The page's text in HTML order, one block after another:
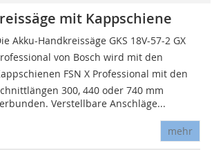
mit Kappschiene
Akku-Handkreissäge GKS 18V-57-2 GX
von Bosch wird mit den
FSN X Professional mit den
300, 440 oder 740 mm
Verstellbare Anschläge...
mehr